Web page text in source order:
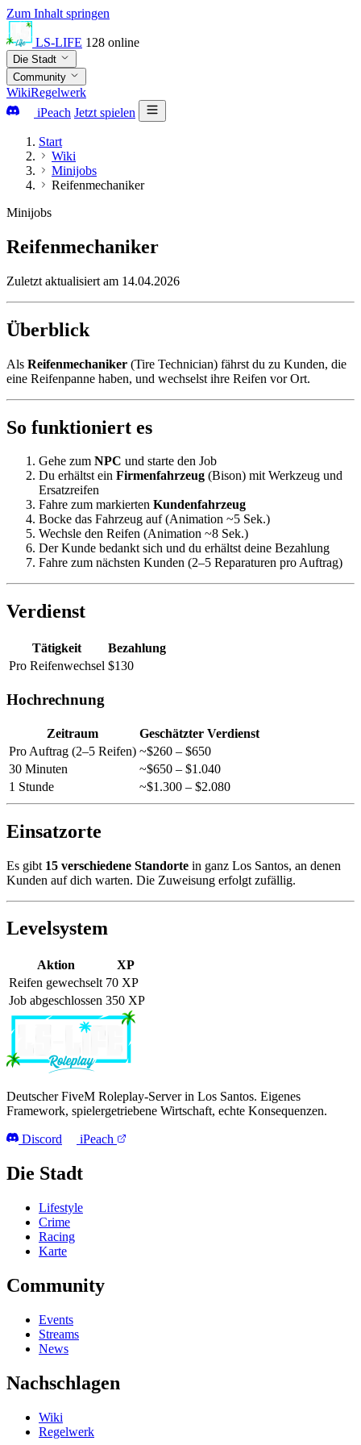
Zum Inhalt springen
LS-LIFE 128 online
Die Stadt
Community
WikiRegelwerk
iPeach Jetzt spielen
Start
Wiki
Minijobs
Reifenmechaniker
Minijobs
Reifenmechaniker
Zuletzt aktualisiert am 14.04.2026
Überblick
Als Reifenmechaniker (Tire Technician) fährst du zu Kunden, die
eine Reifenpanne haben, und wechselst ihre Reifen vor Ort.
So funktioniert es
Gehe zum NPC und starte den Job
Du erhältst ein Firmenfahrzeug (Bison) mit Werkzeug und
Ersatzreifen
Fahre zum markierten Kundenfahrzeug
Bocke das Fahrzeug auf (Animation ~5 Sek.)
Wechsle den Reifen (Animation ~8 Sek.)
Der Kunde bedankt sich und du erhältst deine Bezahlung
Fahre zum nächsten Kunden (2–5 Reparaturen pro Auftrag)
Verdienst
Tätigkeit
Bezahlung
Pro Reifenwechsel $130
Hochrechnung
Zeitraum
Geschätzter Verdienst
Pro Auftrag (2–5 Reifen) ~$260 – $650
30 Minuten
~$650 – $1.040
1 Stunde
~$1.300 – $2.080
Einsatzorte
Es gibt 15 verschiedene Standorte in ganz Los Santos, an denen
Kunden auf dich warten. Die Zuweisung erfolgt zufällig.
Levelsystem
Aktion
XP
Reifen gewechselt 70 XP
Job abgeschlossen 350 XP
Deutscher FiveM Roleplay-Server in Los Santos. Eigenes
Framework, spielergetriebene Wirtschaft, echte Konsequenzen.
Discord iPeach
Die Stadt
Lifestyle
Crime
Racing
Karte
Community
Events
Streams
News
Nachschlagen
Wiki
Regelwerk